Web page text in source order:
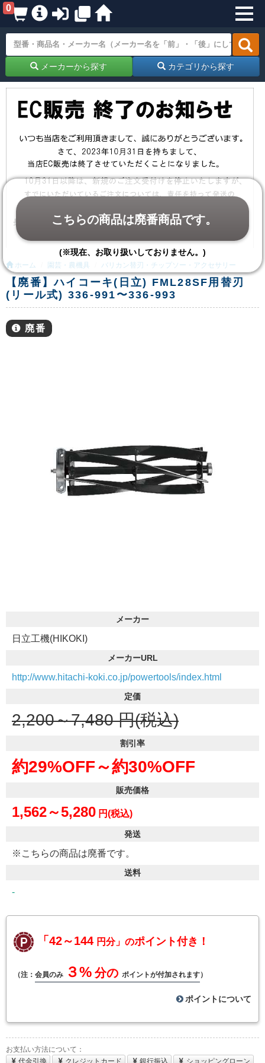
0
メーカーから探す カテゴリから探す
ホーム 園芸・農機具 バリカン替刃・チップソー・アクセサリー
【廃番】ハイコーキ(日立) FML28SF用替刃
(リール式) 336-991〜336-993
廃番
メーカー
日立工機(HIKOKI)
メーカーURL
http://www.hitachi-koki.co.jp/powertools/index.html
定価
2,200～7,480 円(税込)
割引率
約29%OFF～約30%OFF
販売価格
1,562～5,280 円(税込)
発送
※こちらの商品は廃番です。
送料
-
「42～144 円分」のポイント付き！
（注： 会員のみ ３% 分の ポイントが付加されます）
ポイントについて
お支払い方法について：
代金引換
クレジットカード 銀行振込 ショッピングローン
こちらの商品は廃番商品です。
(※現在、お取り扱いしておりません。)